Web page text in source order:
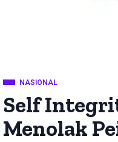
NASIONAL
Self
Menolak